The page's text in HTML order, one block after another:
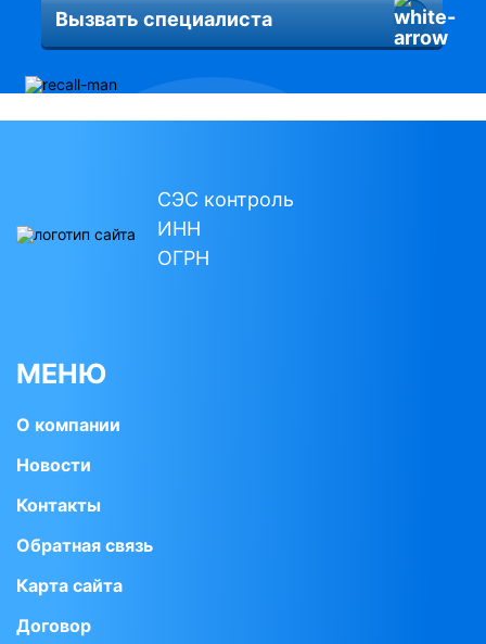
Вызвать специалиста
СЭС контроль
ИНН
ОГРН
МЕНЮ
О компании
Новости
Контакты
Обратная связь
Карта сайта
Договор